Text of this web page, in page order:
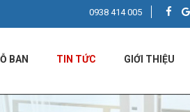
0938 414 005
BAN TIN TỨC GIỚI THIỆU